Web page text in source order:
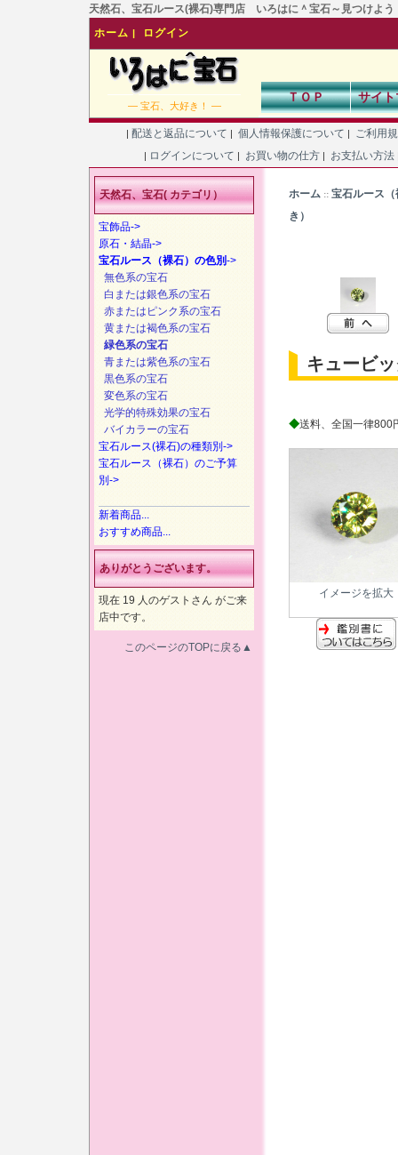
天然石、宝石ルース(裸石)専門店 いろはに＾宝石～見つけよ
ホーム | ログイン
― 宝石、大好き！ ―
ＴＯＰ サイ
| 配送と返品について | 個人情報保護について | ご利用
| ログインについて | お買い物の仕方 | お支払い方法
ホーム :: 宝石ルース
き）
キュービ
◆送料、全国一律800
イメージを拡大
天然石、宝石( カテゴリ）
宝飾品->
原石・結晶->
宝石ルース（裸石）の色別->
無色系の宝石
白または銀色系の宝石
赤またはピンク系の宝石
黄または褐色系の宝石
緑色系の宝石
青または紫色系の宝石
黒色系の宝石
変色系の宝石
光学的特殊効果の宝石
バイカラーの宝石
宝石ルース(裸石)の種類別->
宝石ルース（裸石）のご予算
別->
新着商品...
おすすめ商品...
ありがとうございます。
現在 19 人のゲストさん がご来
店中です。
このページのTOPに戻る▲